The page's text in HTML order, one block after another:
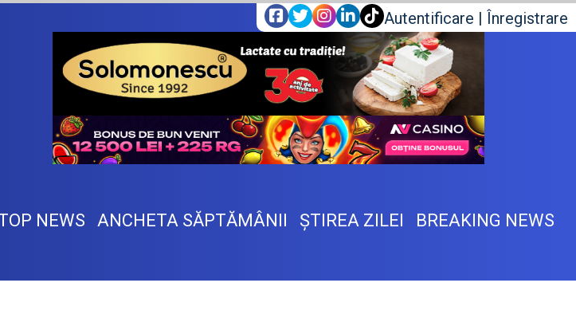
Autentificare | Înregistrare
NEWS ANCHETA SĂPTĂMÂNII ŞTIREA ZILEI BREAKING NEWS